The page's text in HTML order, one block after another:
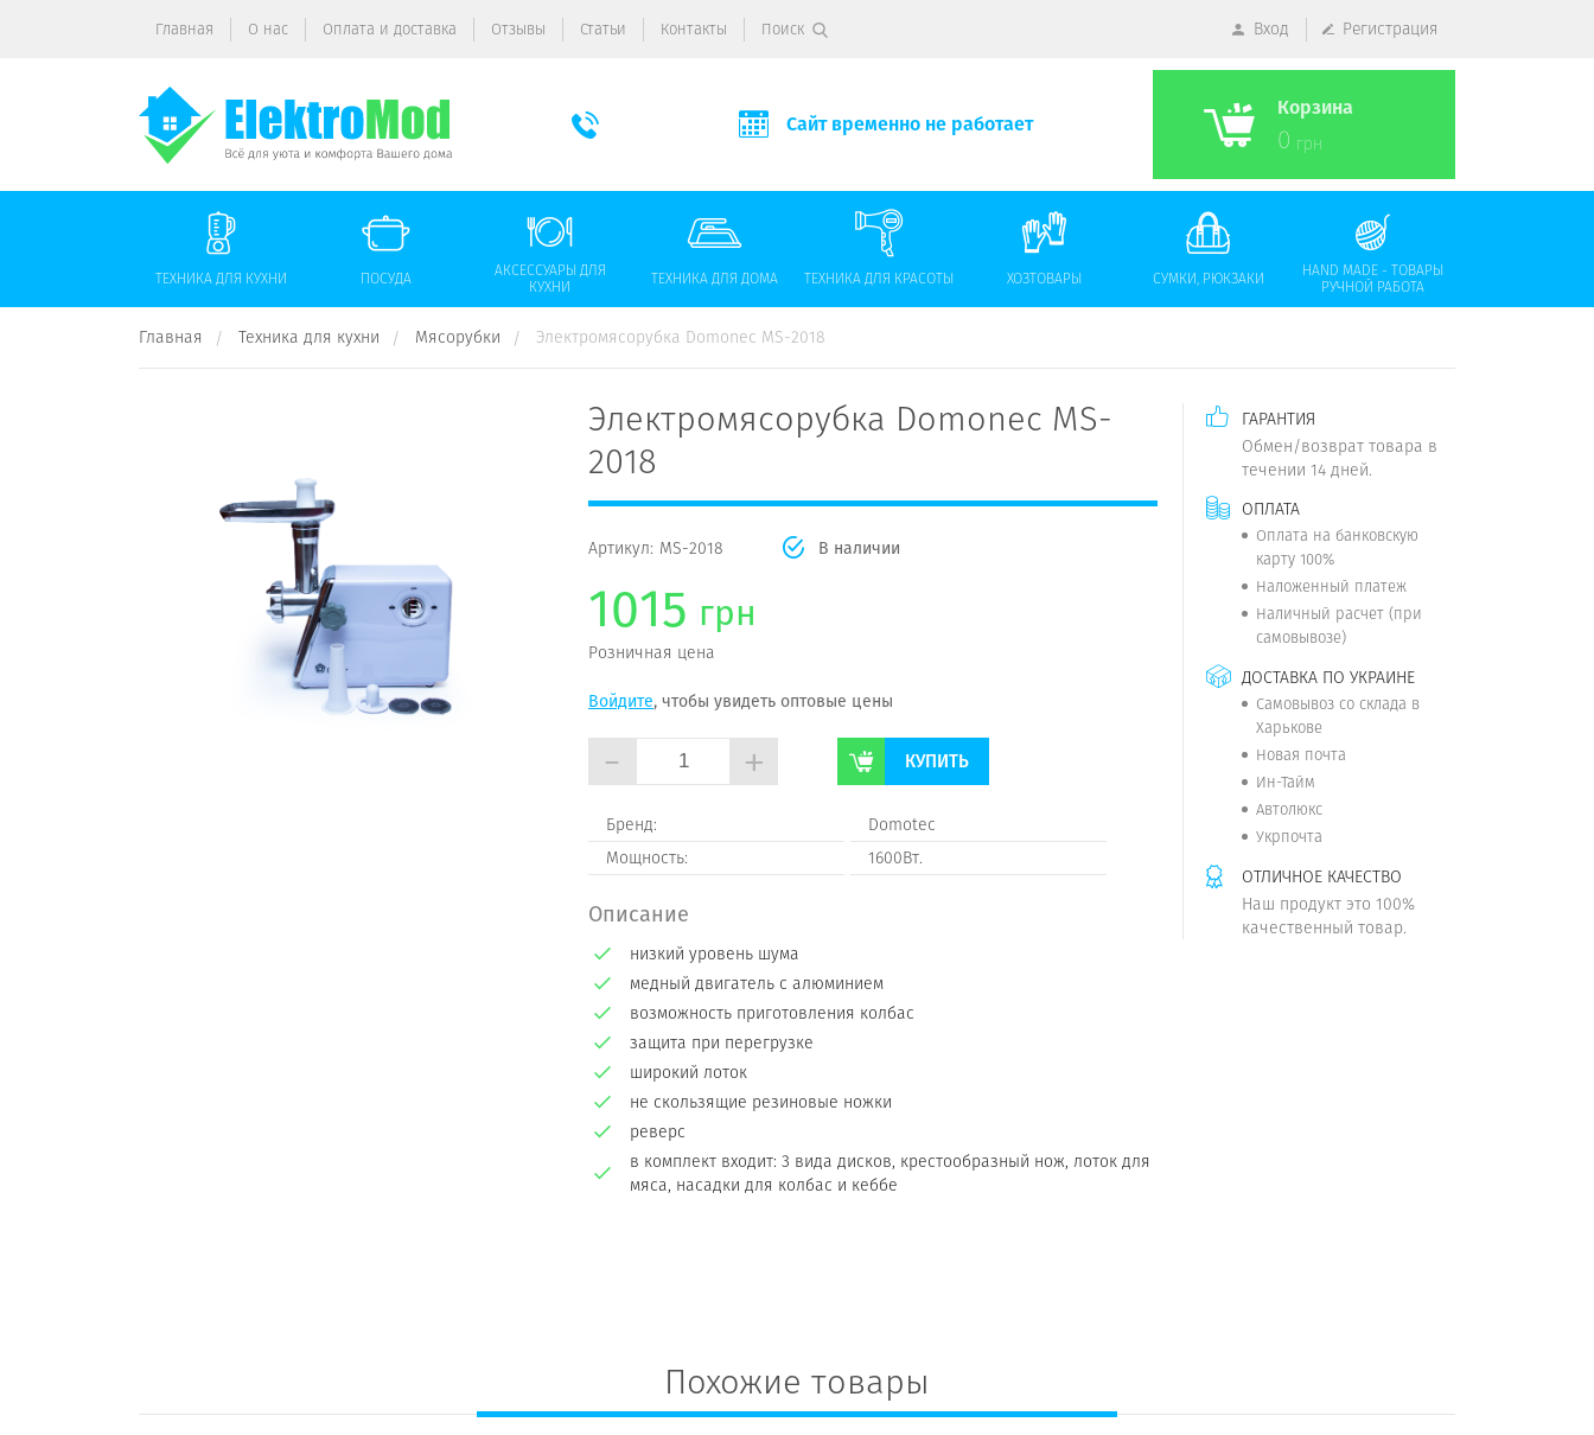
Главная О нас Оплата и доставка Отзывы Статьи Контакты Поиск Вход Регистрация
Сайт временно не работает
Корзина
0 грн
ТЕХНИКА ДЛЯ КУХНИ ПОСУДА
АКСЕССУАРЫ ДЛЯ
КУХНИ
ТЕХНИКА ДЛЯ ДОМА ТЕХНИКА ДЛЯ КРАСОТЫ ХОЗТОВАРЫ СУМКИ, РЮКЗАКИ
HAND MADE - ТОВАРЫ
РУЧНОЙ РАБОТА
Главная Техника для кухни Мясорубки Электромясорубка Domonec MS-2018
Электромясорубка Domonec MS-
2018
Артикул: MS-2018 В наличии
1015 грн
Розничная цена
Войдите, чтобы увидеть оптовые цены
- + КУПИТЬ
Бренд:
Domotec
Мощность:
1600Вт.
Описание
низкий уровень шума
медный двигатель с алюминием
возможность приготовления колбас
защита при перегрузке
широкий лоток
не скользящие резиновые ножки
реверс
в комплект входит: 3 вида дисков, крестообразный нож, лоток для
мяса, насадки для колбас и кеббе
ГАРАНТИЯ
Обмен/возврат товара в
течении 14 дней.
ОПЛАТА
Оплата на банковскую
карту 100%
Наложенный платеж
Наличный расчет (при
самовывозе)
ДОСТАВКА ПО УКРАИНЕ
Самовывоз со склада в
Харькове
Новая почта
Ин-Тайм
Автолюкс
Укрпочта
ОТЛИЧНОЕ КАЧЕСТВО
Наш продукт это 100%
качественный товар.
Похожие товары